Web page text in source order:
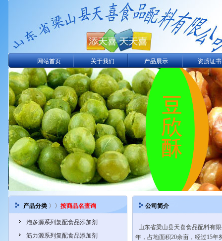
网站首页 关于我们 产品展示 资质证书
产品分类 〉〉 按商品名查询
泡多源系列复配食品添加剂
筋力源系列复配食品添加剂
公司简介
山东省梁山县天喜食品配料有
年，占地面积20余亩，经过15